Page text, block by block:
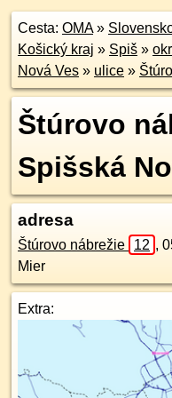
Cesta: OMA»
Košický kraj » Spiš »
Nová Ves » ulice »
Štúrovo
Spišská
adresa
Štúrovo nábrežie 12 ,
Mier
Extra: